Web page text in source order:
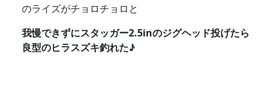
のライズがチョロチョロと
我慢できずにスタッガー2.5inのジグヘッド投げたら
良型のヒラスズキ釣れた♪